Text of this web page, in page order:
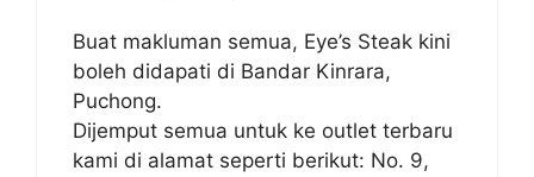
Buat makluman semua, Eye’s Steak kini
boleh didapati di Bandar Kinrara,
Puchong.
Dijemput semua untuk ke outlet terbaru
kami di alamat seperti berikut: No. 9,